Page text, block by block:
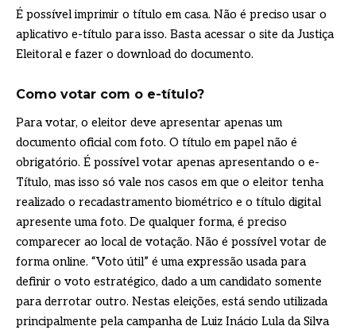
É possível imprimir o título em casa. Não é preciso usar o
aplicativo e-título para isso. Basta acessar o site da Justiça
Eleitoral e fazer o download do documento.
Como votar com o e-título?
Para votar, o eleitor deve apresentar apenas um
documento oficial com foto. O título em papel não é
obrigatório. É possível votar apenas apresentando o e-
Título, mas isso só vale nos casos em que o eleitor tenha
realizado o recadastramento biométrico e o título digital
apresente uma foto. De qualquer forma, é preciso
comparecer ao local de votação. Não é possível votar de
forma online. “Voto útil” é uma expressão usada para
definir o voto estratégico, dado a um candidato somente
para derrotar outro. Nestas eleições, está sendo utilizada
principalmente pela campanha de Luiz Inácio Lula da Silva